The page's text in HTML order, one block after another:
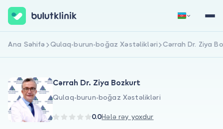
Qeydiyyat Daxil Ol
Ana Səhifə Qulaq-burun-boğaz Xəstəlikləri Cərrah Dr. Ziya
Cərrah Dr. Ziya Bozkurt
Qulaq-burun-boğaz Xəstəlikləri
0.0Hələ rəy yoxdur